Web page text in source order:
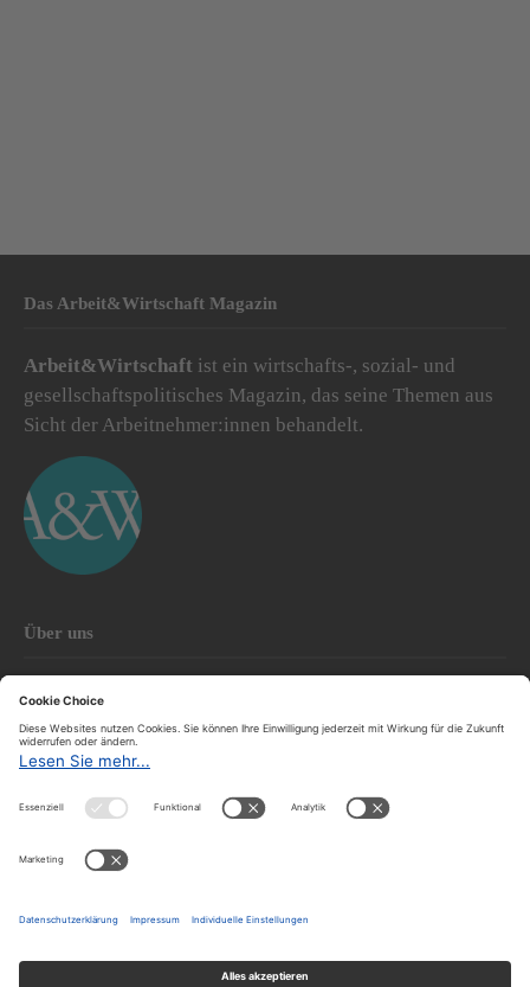
Das Arbeit&Wirtschaft Magazin
Arbeit&Wirtschaft ist ein wirtschafts-, sozial- und
gesellschaftspolitisches Magazin, das seine Themen aus
Sicht der Arbeitnehmer:innen behandelt.
Über uns
Über A&W
Redaktion
hat sich in den vergangenen Jahren zu einem der